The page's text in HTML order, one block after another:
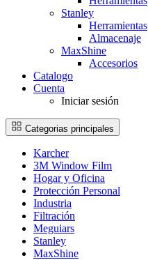
Stanley
Herramientas
Almacenaje
MaxShine
Accesorios
Catalogo
Cuenta
Iniciar sesión
Categorias principales
Karcher
3M Window Film
Hogar y Oficina
Protección Personal
Industria
Filtración
Meguiars
Stanley
MaxShine